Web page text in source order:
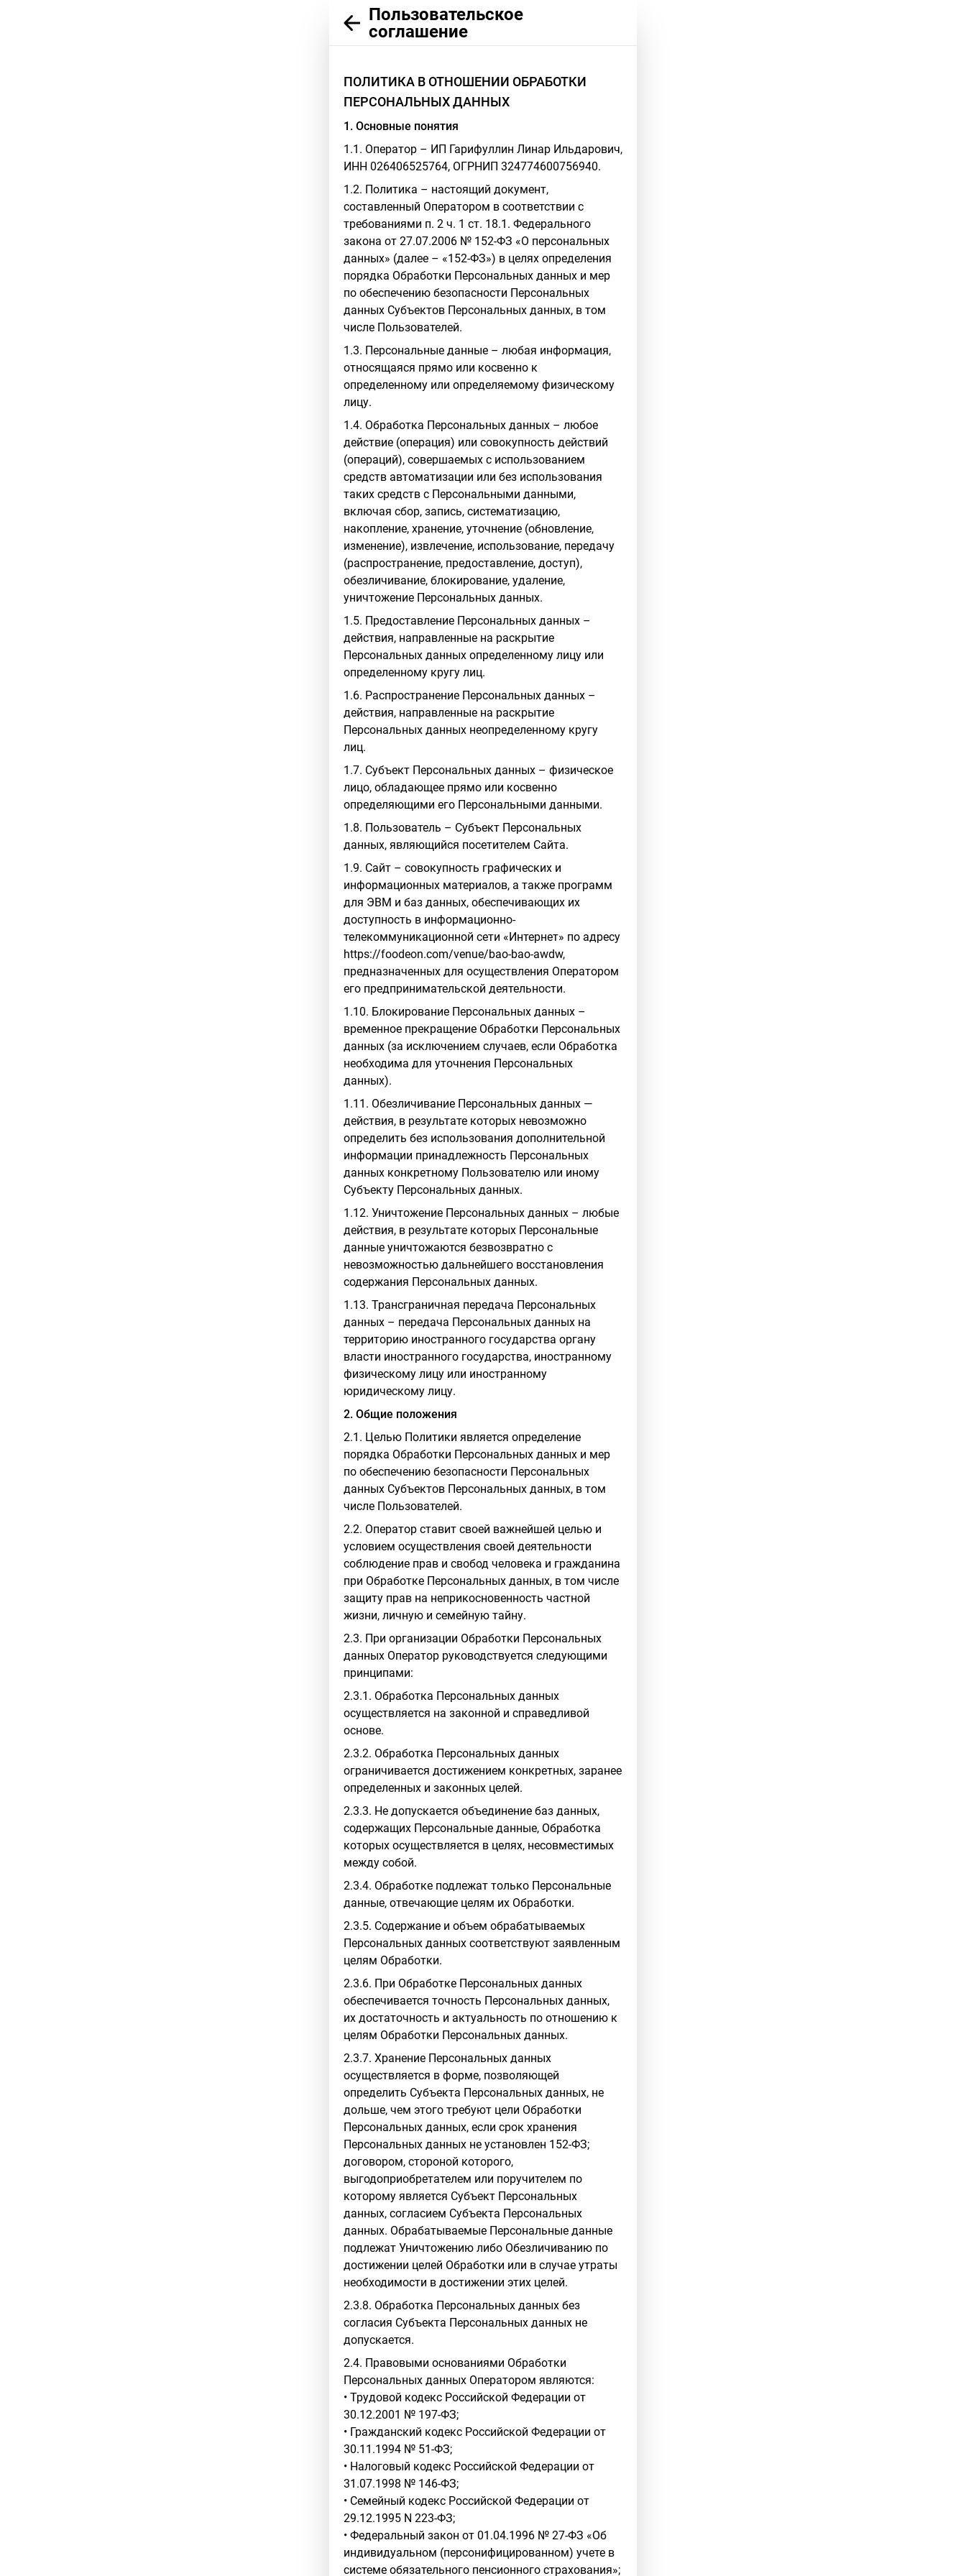
Пользовательское
соглашение
ПОЛИТИКА В ОТНОШЕНИИ ОБРАБОТКИ
ПЕРСОНАЛЬНЫХ ДАННЫХ
1. Основные понятия
1.1. Оператор – ИП Гарифуллин Линар Ильдарович,
ИНН 026406525764, ОГРНИП 324774600756940.
1.2. Политика – настоящий документ,
составленный Оператором в соответствии с
требованиями п. 2 ч. 1 ст. 18.1. Федерального
закона от 27.07.2006 № 152-ФЗ «О персональных
данных» (далее – «152-ФЗ») в целях определения
порядка Обработки Персональных данных и мер
по обеспечению безопасности Персональных
данных Субъектов Персональных данных, в том
числе Пользователей.
1.3. Персональные данные – любая информация,
относящаяся прямо или косвенно к
определенному или определяемому физическому
лицу.
1.4. Обработка Персональных данных – любое
действие (операция) или совокупность действий
(операций), совершаемых с использованием
средств автоматизации или без использования
таких средств с Персональными данными,
включая сбор, запись, систематизацию,
накопление, хранение, уточнение (обновление,
изменение), извлечение, использование, передачу
(распространение, предоставление, доступ),
обезличивание, блокирование, удаление,
уничтожение Персональных данных.
1.5. Предоставление Персональных данных –
действия, направленные на раскрытие
Персональных данных определенному лицу или
определенному кругу лиц.
1.6. Распространение Персональных данных –
действия, направленные на раскрытие
Персональных данных неопределенному кругу
лиц.
1.7. Субъект Персональных данных – физическое
лицо, обладающее прямо или косвенно
определяющими его Персональными данными.
1.8. Пользователь – Субъект Персональных
данных, являющийся посетителем Сайта.
1.9. Сайт – совокупность графических и
информационных материалов, а также программ
для ЭВМ и баз данных, обеспечивающих их
доступность в информационно-
телекоммуникационной сети «Интернет» по адресу
https://foodeon.com/venue/bao-bao-awdw,
предназначенных для осуществления Оператором
его предпринимательской деятельности.
1.10. Блокирование Персональных данных –
временное прекращение Обработки Персональных
данных (за исключением случаев, если Обработка
необходима для уточнения Персональных
данных).
1.11. Обезличивание Персональных данных —
действия, в результате которых невозможно
определить без использования дополнительной
информации принадлежность Персональных
данных конкретному Пользователю или иному
Субъекту Персональных данных.
1.12. Уничтожение Персональных данных – любые
действия, в результате которых Персональные
данные уничтожаются безвозвратно с
невозможностью дальнейшего восстановления
содержания Персональных данных.
1.13. Трансграничная передача Персональных
данных – передача Персональных данных на
территорию иностранного государства органу
власти иностранного государства, иностранному
физическому лицу или иностранному
юридическому лицу.
2. Общие положения
2.1. Целью Политики является определение
порядка Обработки Персональных данных и мер
по обеспечению безопасности Персональных
данных Субъектов Персональных данных, в том
числе Пользователей.
2.2. Оператор ставит своей важнейшей целью и
условием осуществления своей деятельности
соблюдение прав и свобод человека и гражданина
при Обработке Персональных данных, в том числе
защиту прав на неприкосновенность частной
жизни, личную и семейную тайну.
2.3. При организации Обработки Персональных
данных Оператор руководствуется следующими
принципами:
2.3.1. Обработка Персональных данных
осуществляется на законной и справедливой
основе.
2.3.2. Обработка Персональных данных
ограничивается достижением конкретных, заранее
определенных и законных целей.
2.3.3. Не допускается объединение баз данных,
содержащих Персональные данные, Обработка
которых осуществляется в целях, несовместимых
между собой.
2.3.4. Обработке подлежат только Персональные
данные, отвечающие целям их Обработки.
2.3.5. Содержание и объем обрабатываемых
Персональных данных соответствуют заявленным
целям Обработки.
2.3.6. При Обработке Персональных данных
обеспечивается точность Персональных данных,
их достаточность и актуальность по отношению к
целям Обработки Персональных данных.
2.3.7. Хранение Персональных данных
осуществляется в форме, позволяющей
определить Субъекта Персональных данных, не
дольше, чем этого требуют цели Обработки
Персональных данных, если срок хранения
Персональных данных не установлен 152-ФЗ;
договором, стороной которого,
выгодоприобретателем или поручителем по
которому является Субъект Персональных
данных, согласием Субъекта Персональных
данных. Обрабатываемые Персональные данные
подлежат Уничтожению либо Обезличиванию по
достижении целей Обработки или в случае утраты
необходимости в достижении этих целей.
2.3.8. Обработка Персональных данных без
согласия Субъекта Персональных данных не
допускается.
2.4. Правовыми основаниями Обработки
Персональных данных Оператором являются:
• Трудовой кодекс Российской Федерации от
30.12.2001 № 197-ФЗ;
• Гражданский кодекс Российской Федерации от
30.11.1994 № 51-ФЗ;
• Налоговый кодекс Российской Федерации от
31.07.1998 № 146-ФЗ;
• Семейный кодекс Российской Федерации от
29.12.1995 N 223-ФЗ;
• Федеральный закон от 01.04.1996 № 27-ФЗ «Об
индивидуальном (персонифицированном) учете в
системе обязательного пенсионного страхования»;